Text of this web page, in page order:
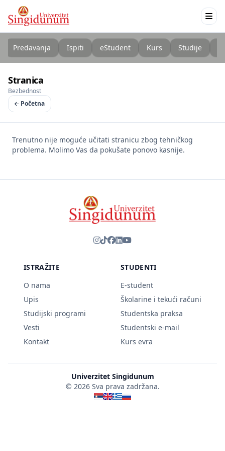
Predavanja Ispiti eStudent Kurs Studije
Stranica
Bezbednost
Početna
Trenutno nije moguće učitati stranicu zbog tehničkog
problema. Molimo Vas da pokušate ponovo kasnije.
ISTRAŽITE
O nama
Upis
Studijski programi
Vesti
Kontakt
STUDENTI
E-student
Školarine i tekući računi
Studentska praksa
Studentski e-mail
Kurs evra
Univerzitet Singidunum
© 2026 Sva prava zadržana.